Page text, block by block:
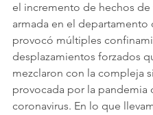
el incremento de hechos de
armada en el departamento
provocó múltiples
desplazamientos forzados
mezclaron con la compleja
provocada por la pandemia
coronavirus. En lo que